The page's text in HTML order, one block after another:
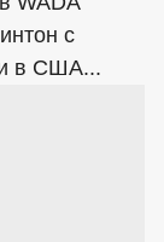
с
в США...